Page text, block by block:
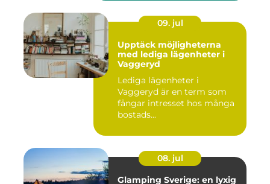
09. jul
Upptäck möjligheterna
med lediga lägenheter i
Vaggeryd
Lediga lägenheter i
Vaggeryd är en term som
fångar intresset hos många
bostads...
08. jul
Glamping Sverige: en lyxig